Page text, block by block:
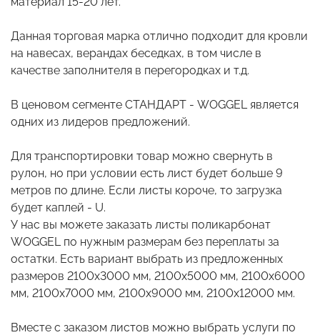
Данная торговая марка отлично подходит для кровли
на навесах, верандах беседках, в том числе в
качестве заполнителя в перегородках и т.д.
В ценовом сегменте СТАНДАРТ - WOGGEL является
одних из лидеров предложений.
Для транспортировки товар можно свернуть в
рулон, но при условии есть лист будет больше 9
метров по длине. Если листы короче, то загрузка
будет каплей - U.
У нас вы можете заказать листы поликарбонат
WOGGEL по нужным размерам без переплаты за
остатки. Есть вариант выбрать из предложенных
размеров 2100х3000 мм, 2100x5000 мм, 2100x6000
мм, 2100х7000 мм, 2100х9000 мм, 2100х12000 мм.
Вместе с заказом листов можно выбрать услуги по